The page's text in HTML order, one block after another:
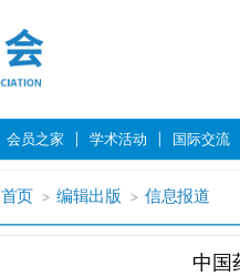
会员之家 学术活动 国际交流
首页 编辑出版 信息报道
中国